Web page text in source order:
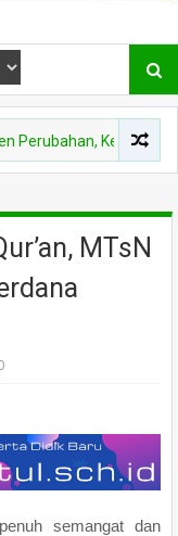
Kepala Madrasah:
MTsN
semangat dan